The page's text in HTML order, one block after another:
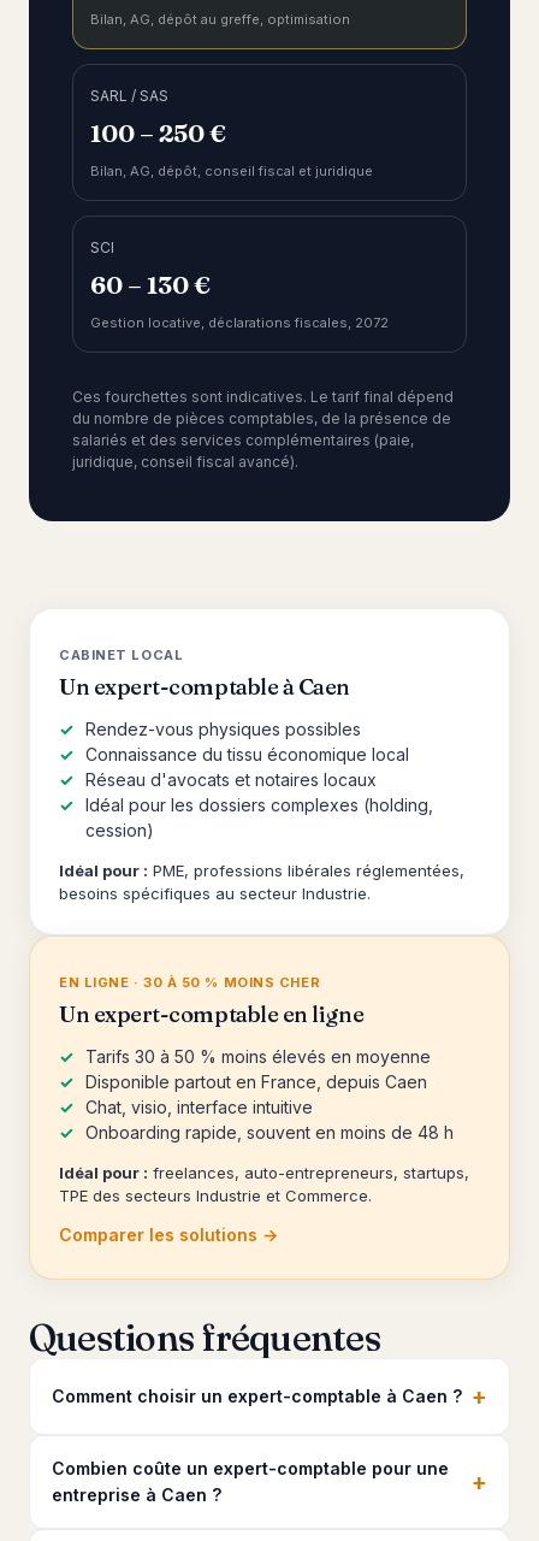
Bilan, AG, dépôt au greffe, optimisation
SARL / SAS
100 – 250 €
Bilan, AG, dépôt, conseil fiscal et juridique
SCI
60 – 130 €
Gestion locative, déclarations fiscales, 2072
Ces fourchettes sont indicatives. Le tarif final dépend
du nombre de pièces comptables, de la présence de
salariés et des services complémentaires (paie,
juridique, conseil fiscal avancé).
CABINET LOCAL
Un expert-comptable à Caen
Rendez-vous physiques possibles
Connaissance du tissu économique local
Réseau d'avocats et notaires locaux
Idéal pour les dossiers complexes (holding,
cession)
Idéal pour : PME, professions libérales réglementées,
besoins spécifiques au secteur Industrie.
EN LIGNE · 30 À 50 % MOINS CHER
Un expert-comptable en ligne
Tarifs 30 à 50 % moins élevés en moyenne
Disponible partout en France, depuis Caen
Chat, visio, interface intuitive
Onboarding rapide, souvent en moins de 48 h
Idéal pour : freelances, auto-entrepreneurs, startups,
TPE des secteurs Industrie et Commerce.
Comparer les solutions →
Questions fréquentes
Comment choisir un expert-comptable à Caen ? +
Combien coûte un expert-comptable pour une
entreprise à Caen ?
+